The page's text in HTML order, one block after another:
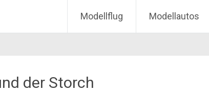
Modellflug Modellautos
der Storch